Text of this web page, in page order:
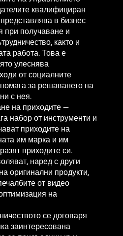
квалифициран
в бизнес
при получаване и
както и
работа. Това е
улеснява
от социалните
за решаването на
с нея.
на приходите —
набор от инструменти и
приходите на
им марка и им
приходите си.
наред с други
оригинални продукти,
от видео
на
се договаря
заинтересована